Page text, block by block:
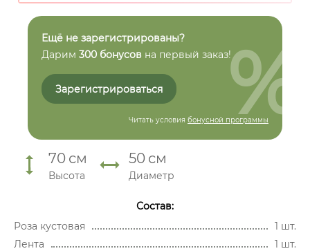
Ещё не зарегистрированы?
Дарим 300 бонусов на первый заказ!
Зарегистрироваться
Читать условия бонусной программы
%
70 см
Высота
50 см
Диаметр
Состав:
Роза кустовая
1 шт.
Лента
1 шт.